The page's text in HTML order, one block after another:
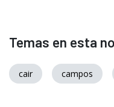
Temas en esta
cair campos